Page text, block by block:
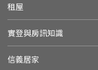
租屋
實登與房訊知識
信義居家